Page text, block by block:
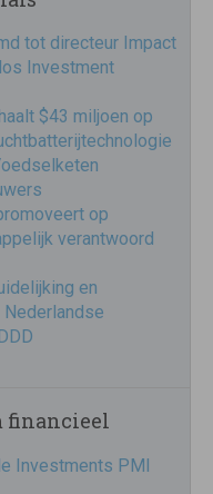
tot directeur Impact
Investment
$43 miljoen op
op
verantwoord
en
financieel
Investments PMI